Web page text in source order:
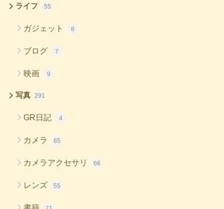
ライフ 55
ガジェット 8
ブログ 7
映画 9
写真 291
GR日記 4
カメラ 65
カメラアクセサリ 66
レンズ 55